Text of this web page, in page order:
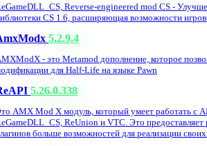
Reverse-engineered mod CS -
CS 1.6, расширяющая возможности
5.2.9.4
- это Metamod дополнение, которое
для Half-Life на языке Pawn
5.26.0.338
AMX Mod X модуль, который умеет работать с
ReUnion и VTC. Это
больше возможностей для реализации своих